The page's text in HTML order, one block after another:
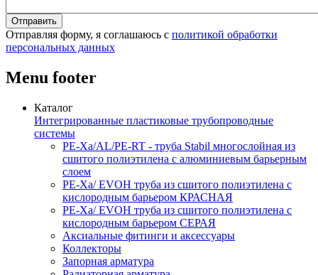
Отправляя форму, я соглашаюсь с политикой обработки
персональных данных
Menu footer
Каталог
Интегрированные пластиковые трубопроводные
системы
PE-Xa/AL/PE-RT - труба Stabil многослойная из
сшитого полиэтилена с алюминиевым барьерным
слоем
PE-Xa/ EVOH труба из сшитого полиэтилена с
кислородным барьером КРАСНАЯ
PE-Xa/ EVOH труба из сшитого полиэтилена с
кислородным барьером СЕРАЯ
Аксиальные фитинги и аксессуары
Коллекторы
Запорная арматура